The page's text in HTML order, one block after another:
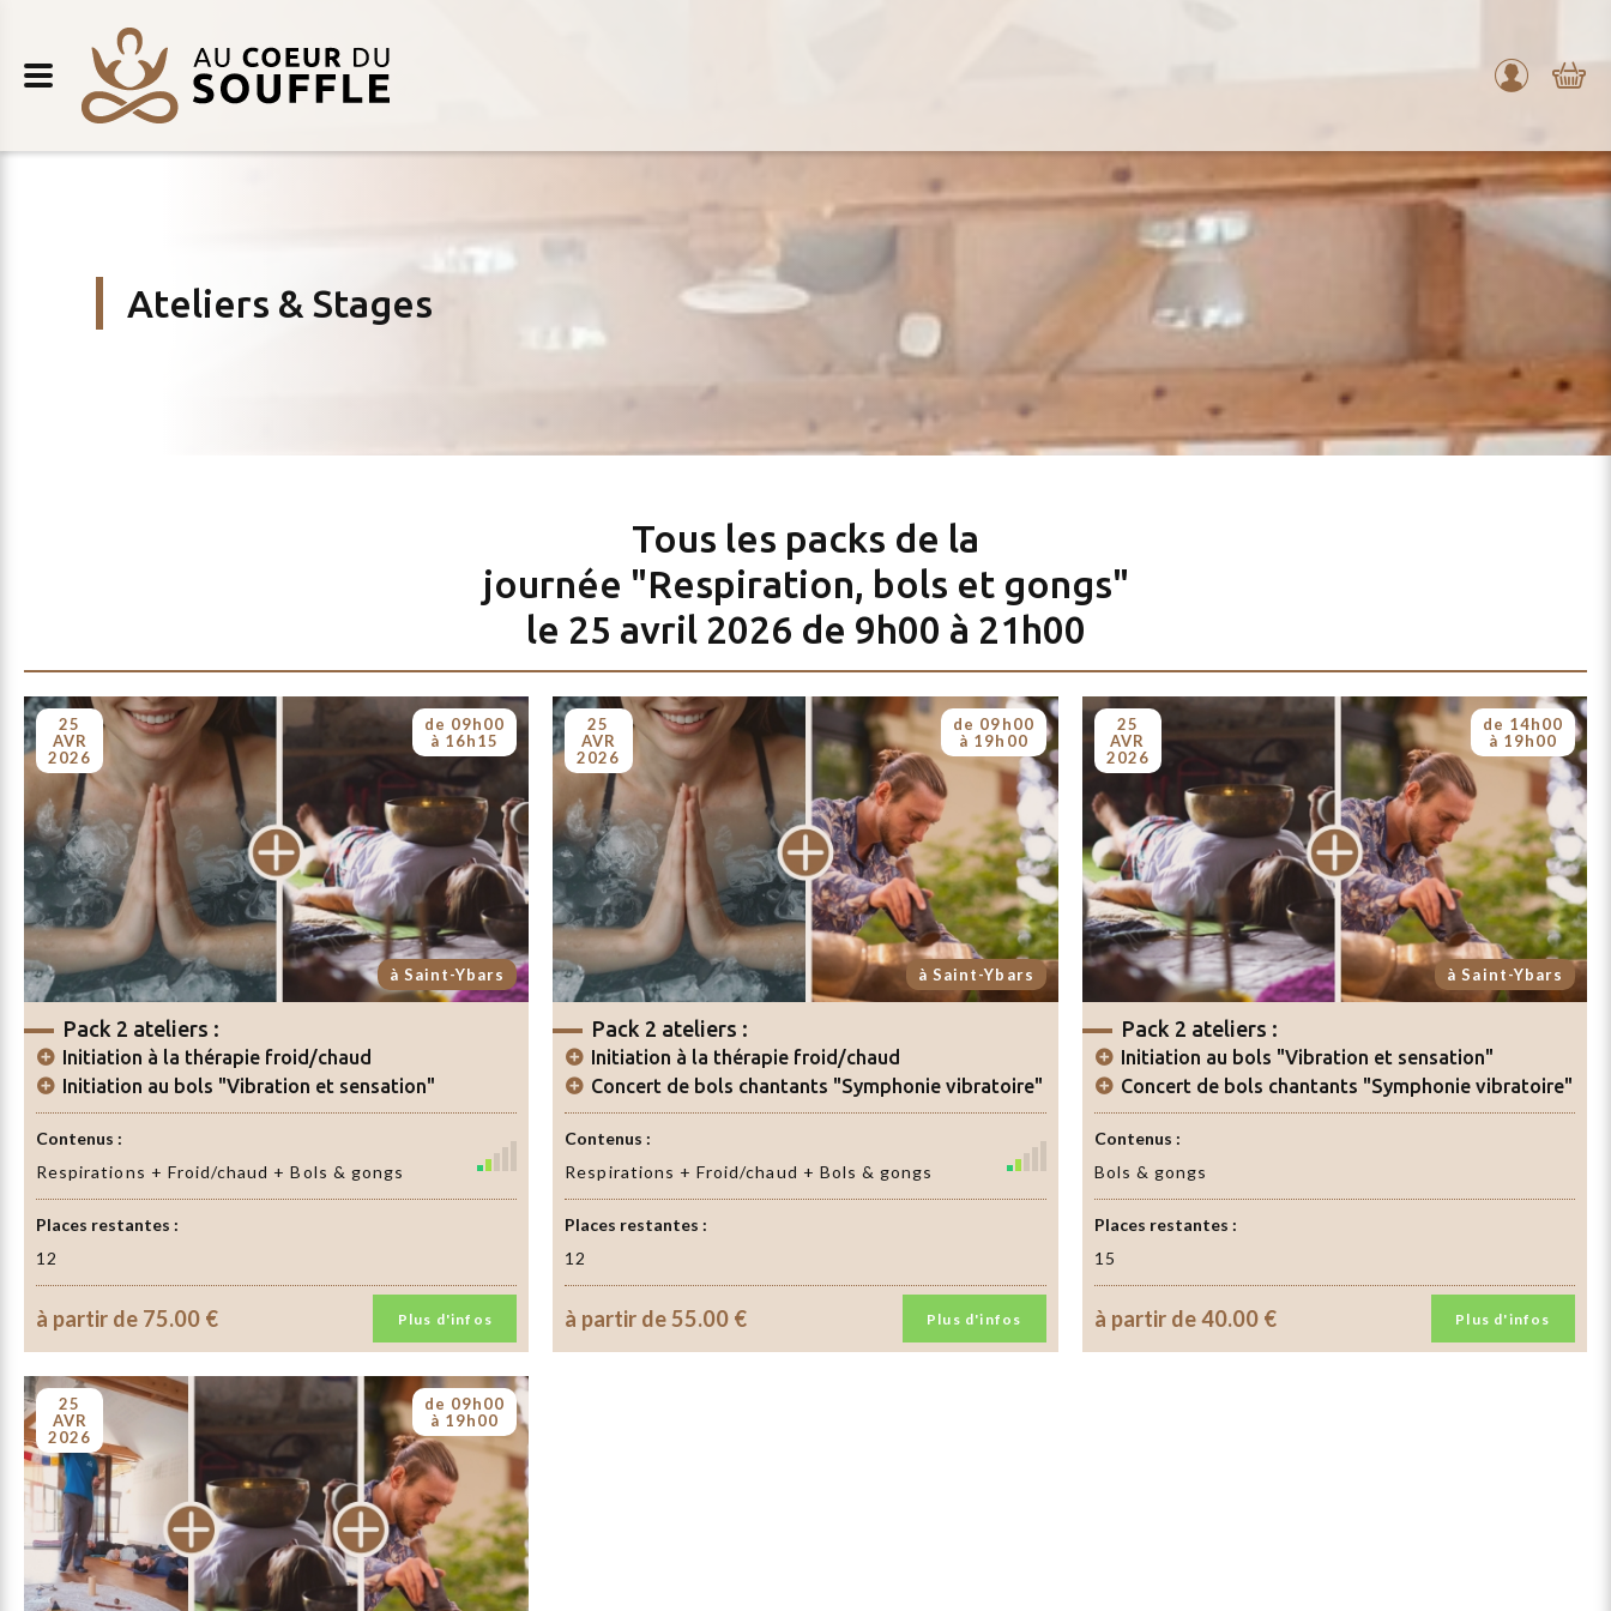
contenu
DU
Mon
Ateliers & Stages
Tous les packs de la
journée "Respiration, bols et gongs"
le 25 avril 2026 de 9h00 à 21h00
25
AVR
2026
de 09h00
à 16h15
à Saint-Ybars
Pack 2 ateliers :
Initiation à la thérapie froid/chaud
Initiation au bols "Vibration et sensation"
Contenus :
Respirations + Froid/chaud + Bols & gongs
Places restantes :
12
à partir de 75.00 € Plus d'infos
25
AVR
2026
de 09h00
à 19h00
à Saint-Ybars
Pack 2 ateliers :
Initiation à la thérapie froid/chaud
Concert de bols chantants "Symphonie vibratoire"
Contenus :
Respirations + Froid/chaud + Bols & gongs
Places restantes :
12
à partir de55.00 € Plus d'infos
25
AVR
2026
de 14h00
à 19h00
à Saint-Ybars
Pack 2 ateliers :
Initiation au bols "Vibration et sensation"
Concert de bols chantants "Symphonie vibratoire"
Contenus :
Bols & gongs
Places restantes :
15
à partir de40.00 € Plus d'infos
25
AVR
2026
de 09h00
à 19h00
Envoyer